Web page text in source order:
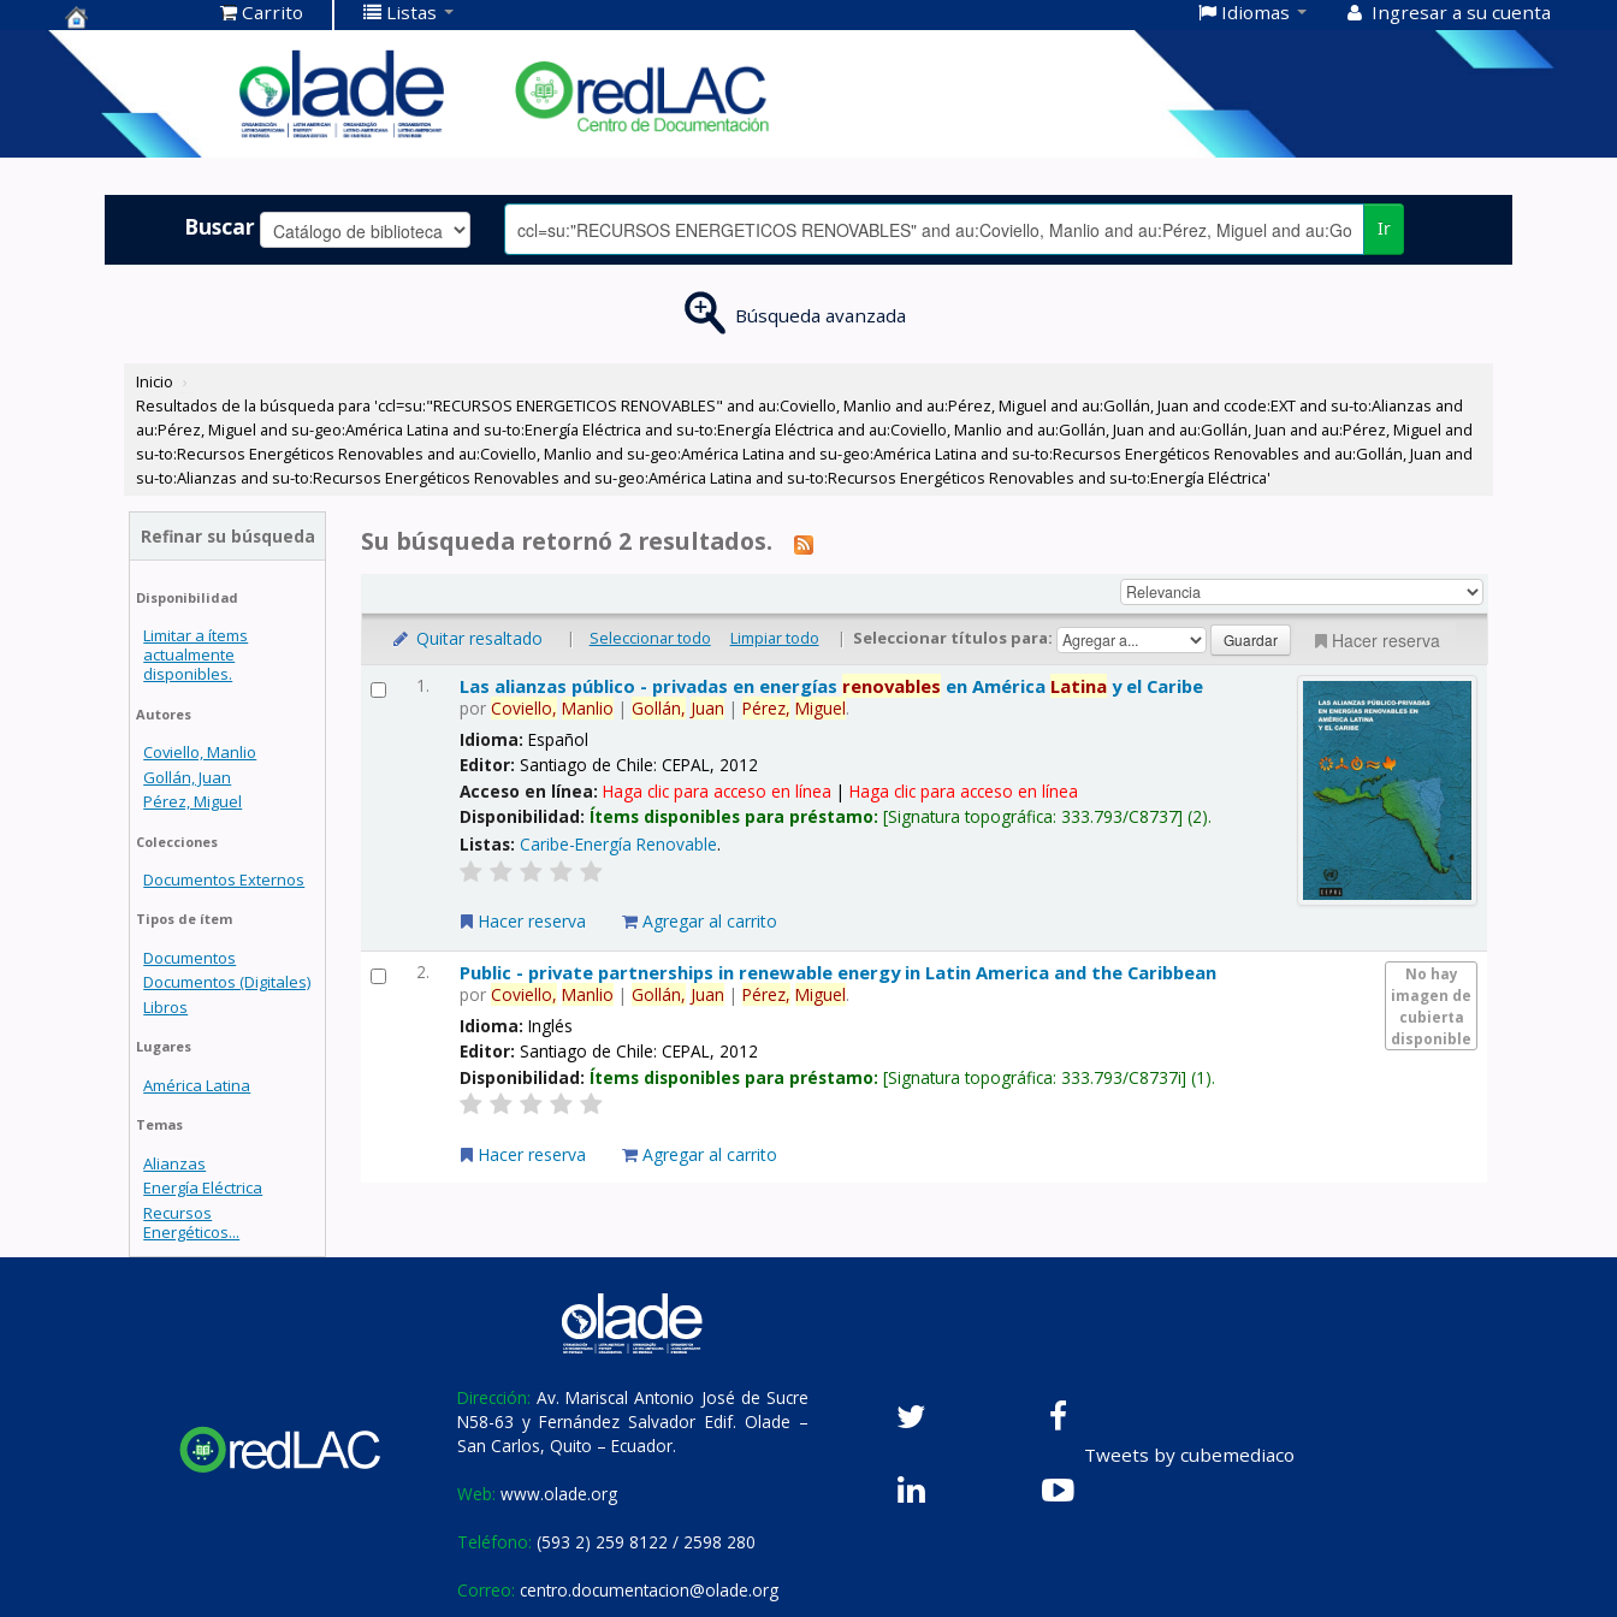
Centro de
Documentación
OLADE -
Carrito Listas Idiomas Ingresar a su cuenta
Buscar Ir
Búsqueda avanzada
Inicio ›
Resultados de la búsqueda para 'ccl=su:"RECURSOS ENERGETICOS RENOVABLES" and au:Coviello, Manlio and au:Pérez, Miguel and au:Gollán, Juan and ccode:EXT and su-to:Alianzas and
au:Pérez, Miguel and su-geo:América Latina and su-to:Energía Eléctrica and su-to:Energía Eléctrica and au:Coviello, Manlio and au:Gollán, Juan and au:Gollán, Juan and au:Pérez, Miguel and
su-to:Recursos Energéticos Renovables and au:Coviello, Manlio and su-geo:América Latina and su-geo:América Latina and su-to:Recursos Energéticos Renovables and au:Gollán, Juan and
su-to:Alianzas and su-to:Recursos Energéticos Renovables and su-geo:América Latina and su-to:Recursos Energéticos Renovables and su-to:Energía Eléctrica'
Refinar su búsqueda
Disponibilidad
Limitar a ítems
actualmente
disponibles.
Autores
Coviello, Manlio
Gollán, Juan
Pérez, Miguel
Colecciones
Documentos Externos
Tipos de ítem
Documentos
Documentos (Digitales)
Libros
Lugares
América Latina
Temas
Alianzas
Energía Eléctrica
Recursos
Energéticos...
Su búsqueda retornó 2 resultados.
Quitar resaltado | Seleccionar todo Limpiar todo | Seleccionar títulos para: Hacer reserva
1. Las alianzas público - privadas en energías renovables en América Latina y el Caribe
porCoviello, Manlio |Gollán, Juan |Pérez, Miguel.
Idioma:Español
Editor:Santiago de Chile: CEPAL, 2012
Acceso en línea:Haga clic para acceso en línea |Haga clic para acceso en línea
Disponibilidad: Ítems disponibles para préstamo: Signatura topográfica:333.793/C8737 (2).
Listas: Caribe-Energía Renovable.
Hacer reserva Agregar al carrito
2.
No hay
imagen de
cubierta
disponible
Public - private partnerships in renewable energy in Latin America and the Caribbean
porCoviello, Manlio |Gollán, Juan |Pérez, Miguel.
Idioma:Inglés
Editor:Santiago de Chile: CEPAL, 2012
Disponibilidad: Ítems disponibles para préstamo: Signatura topográfica:333.793/C8737i (1).
Hacer reserva Agregar al carrito
Dirección: Av. Mariscal Antonio José de Sucre
N58-63 y Fernández Salvador Edif. Olade –
San Carlos, Quito – Ecuador.
Web: www.olade.org
Teléfono: (593 2) 259 8122 / 2598 280
Correo: centro.documentacion@olade.org
Tweets by cubemediaco